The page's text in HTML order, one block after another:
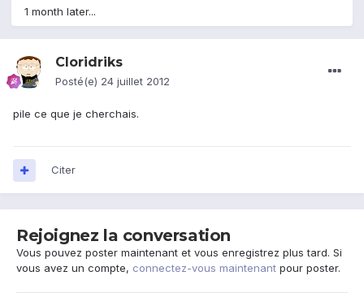
1 month later...
Cloridriks
Posté(e) 24 juillet 2012
pile ce que je cherchais.
Citer
Rejoignez la conversation
Vous pouvez poster maintenant et vous enregistrez plus tard. Si
vous avez un compte, connectez-vous maintenant pour poster.